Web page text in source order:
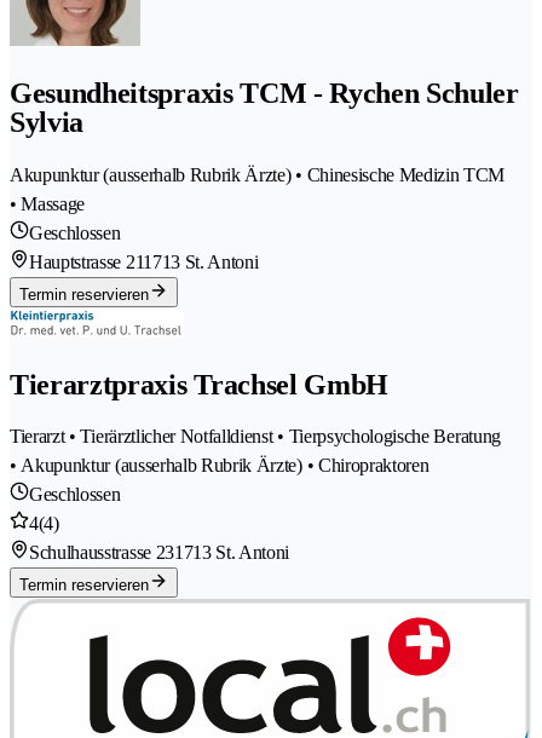
Gesundheitspraxis TCM - Rychen Schuler
Sylvia
Akupunktur (ausserhalb Rubrik Ärzte) • Chinesische Medizin TCM
• Massage
Geschlossen
Hauptstrasse 211713 St. Antoni
Termin reservieren
Tierarztpraxis Trachsel GmbH
Tierarzt • Tierärztlicher Notfalldienst • Tierpsychologische Beratung
• Akupunktur (ausserhalb Rubrik Ärzte) • Chiropraktoren
Geschlossen
4(4)
Schulhausstrasse 231713 St. Antoni
Termin reservieren